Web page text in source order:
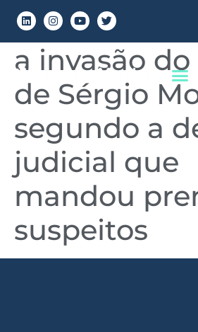
‘Spoofing’:
a invasão
de Sérgio
segundo a
judicial que
mandou
suspeitos